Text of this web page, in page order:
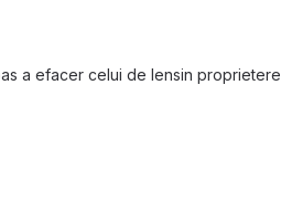
a efacer celui de lensin proprietere